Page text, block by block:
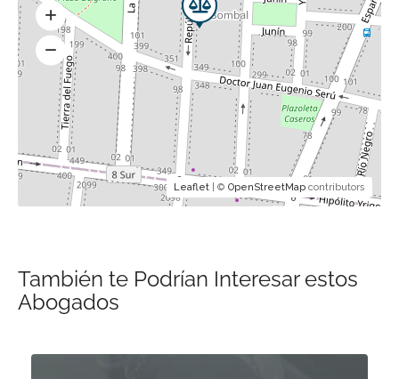
Leaflet | © OpenStreetMap contributors
También te Podrían Interesar estos
Abogados